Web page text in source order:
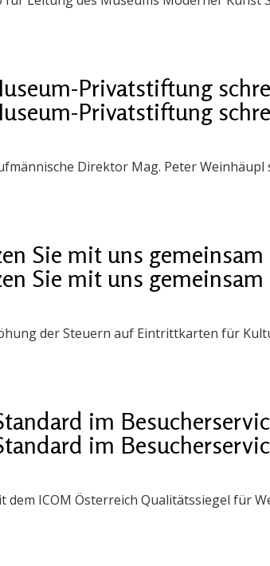
Privatstiftung
Privatstiftung
Direktor Mag. Peter
Sie mit uns
Sie mit uns
der Steuern auf Eintrittkarten für
im
im
dem ICOM Österreich Qualitätssiegel für